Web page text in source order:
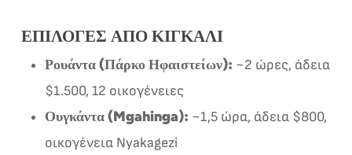
ΕΠΙΛΟΓΈΣ ΑΠΌ ΚΙΓΚΆΛΙ
Ρουάντα (Πάρκο Ηφαιστείων): ~2 ώρες, άδεια
$1.500, 12 οικογένειες
Ουγκάντα (Mgahinga): ~1,5 ώρα, άδεια $800,
οικογένεια Nyakagezi